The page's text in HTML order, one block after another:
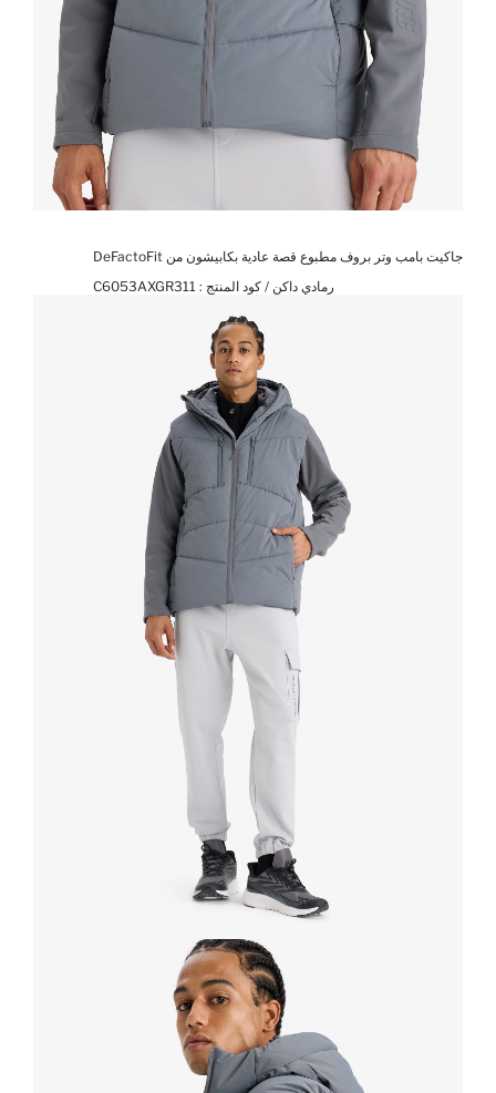
جاكيت بامب وتر بروف مطبوع قصة عادية بكابيشون من DeFactoFit
رمادي داكن / كود المنتج : C6053AXGR311